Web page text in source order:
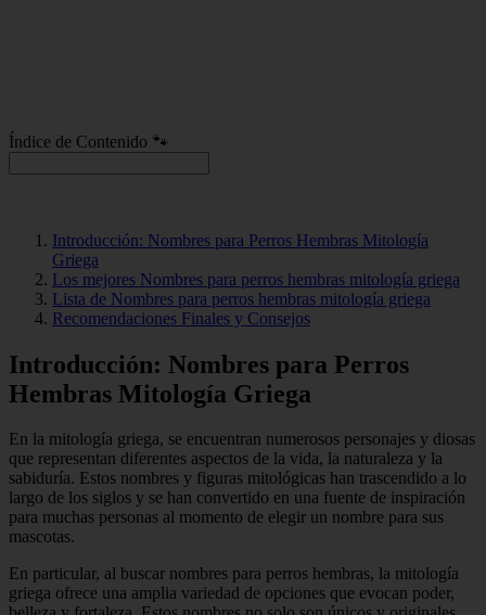
Índice de Contenido 🐾
Introducción: Nombres para Perros Hembras Mitología
Griega
Los mejores Nombres para perros hembras mitología griega
Lista de Nombres para perros hembras mitología griega
Recomendaciones Finales y Consejos
Introducción: Nombres para Perros
Hembras Mitología Griega
En la mitología griega, se encuentran numerosos personajes y diosas
que representan diferentes aspectos de la vida, la naturaleza y la
sabiduría. Estos nombres y figuras mitológicas han trascendido a lo
largo de los siglos y se han convertido en una fuente de inspiración
para muchas personas al momento de elegir un nombre para sus
mascotas.
En particular, al buscar nombres para perros hembras, la mitología
griega ofrece una amplia variedad de opciones que evocan poder,